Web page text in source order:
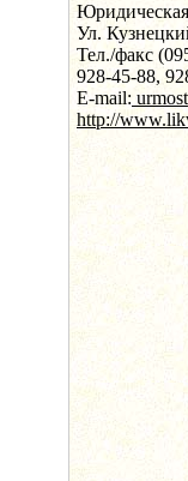
Ул.
Тел./факс
928-45-88,
E-mail:
http://